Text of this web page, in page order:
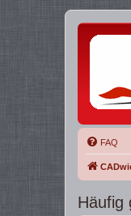
FAQ
Häufig